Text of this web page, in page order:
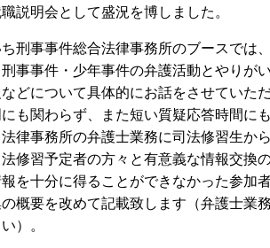
説明会として盛況を博しました。
刑事事件総合法律事務所のブースでは
事事件・少年事件の弁護活動とやりが
どについて具体的にお話をさせていた
も関わらず、また短い質疑応答時間に
律事務所の弁護士業務に司法修習生か
修習予定者の方々と有意義な情報交換
を十分に得ることができなかった参加
概要を改めて記載致します（弁護士業
）。